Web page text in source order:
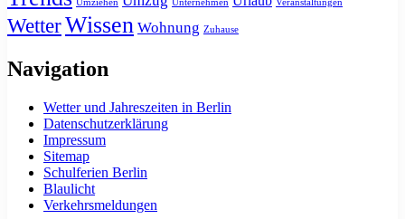
Umziehen Unternehmen Veranstaltungen
WetterWissen Wohnung Zuhause
Navigation
Wetter und Jahreszeiten in Berlin
Datenschutzerklärung
Impressum
Sitemap
Schulferien Berlin
Blaulicht
Verkehrsmeldungen